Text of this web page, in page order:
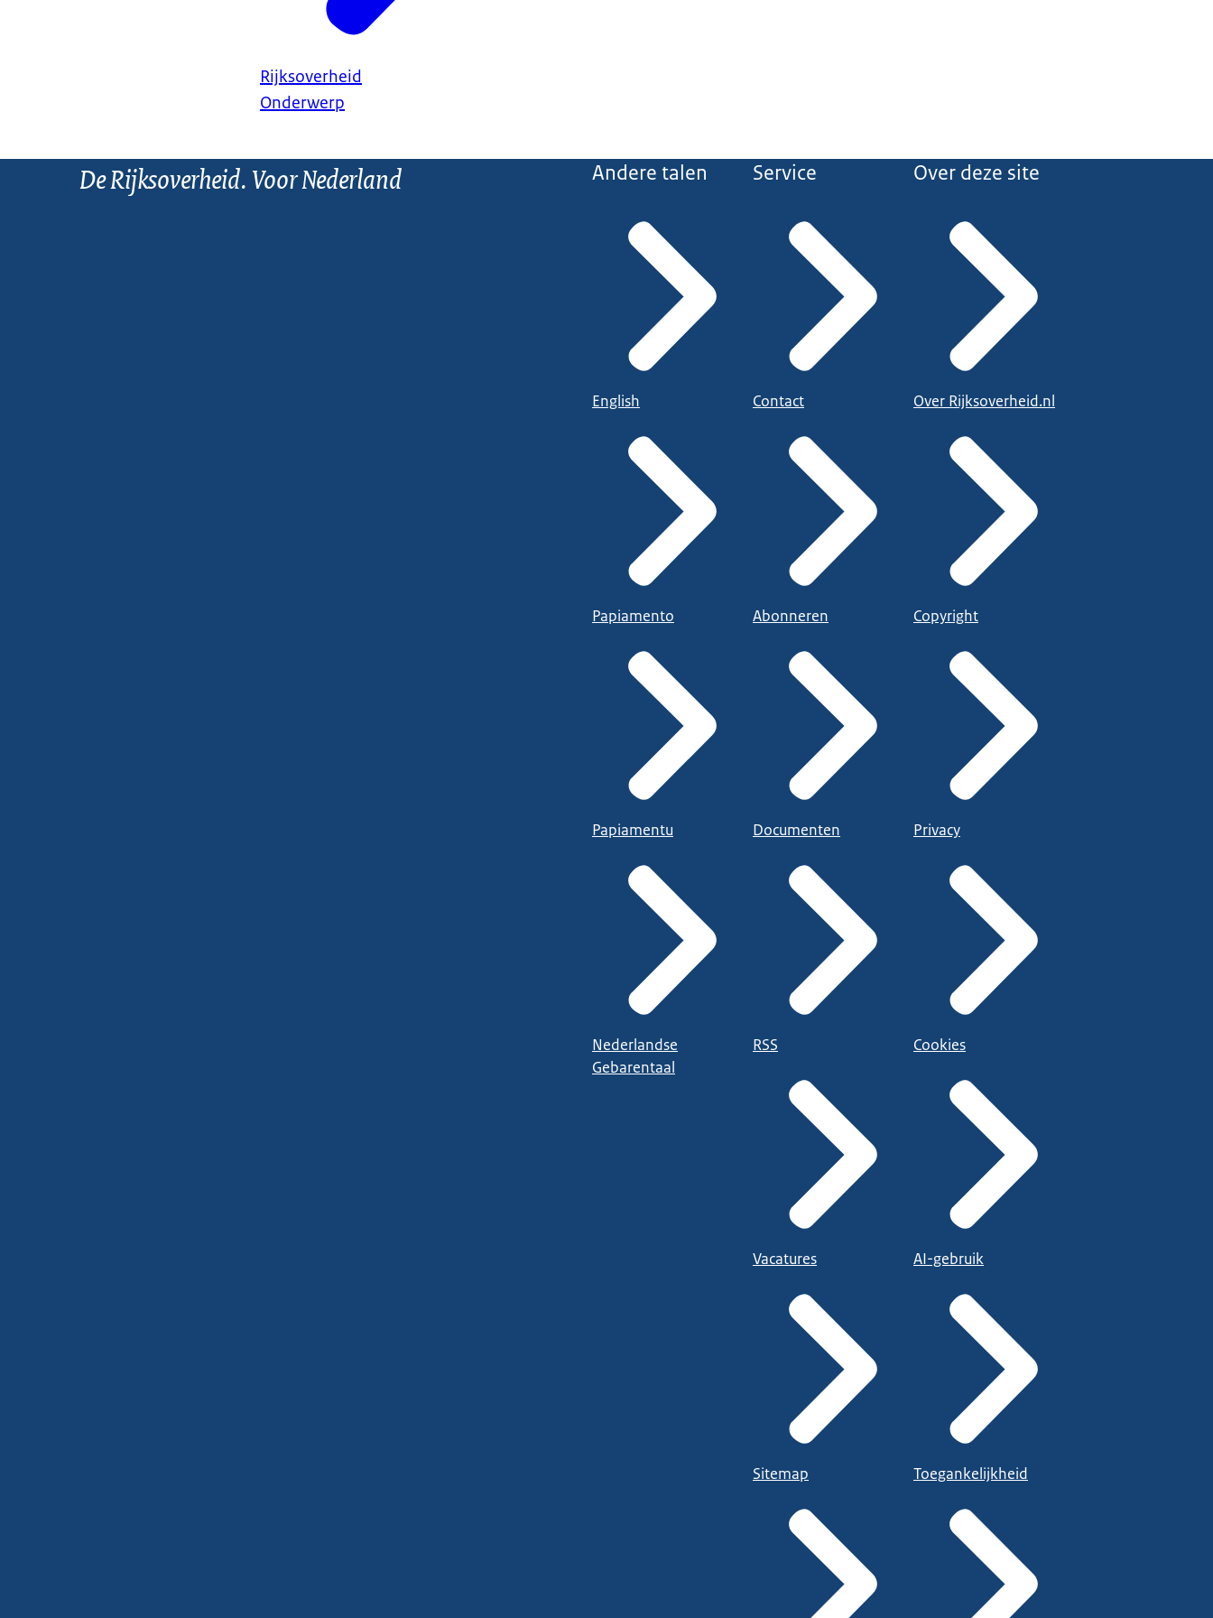
Rijksoverheid
Onderwerp
De Rijksoverheid. Voor Nederland Andere talen
English
Papiamento
Papiamentu
Nederlandse
Gebarentaal
Service
Contact
Abonneren
Documenten
RSS
Vacatures
Sitemap
Over deze site
Over Rijksoverheid.nl
Copyright
Privacy
Cookies
AI-gebruik
Toegankelijkheid